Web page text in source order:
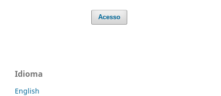
Acesso
Idioma
English